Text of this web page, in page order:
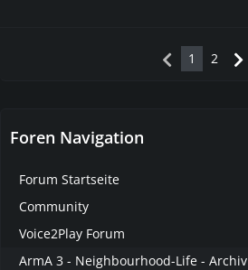
1 2
Foren Navigation
Forum Startseite
Community
Voice2Play Forum
ArmA 3 - Neighbourhood-Life - Archiv